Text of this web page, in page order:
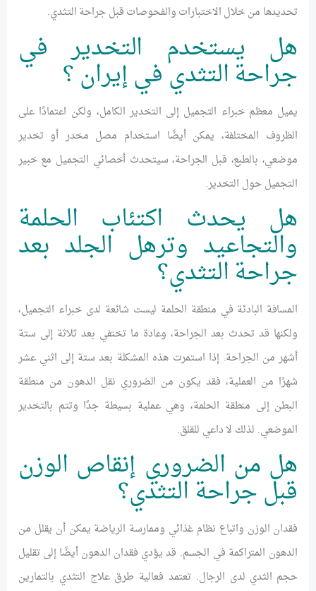
تحديدها من خلال الاختبارات والفحوصات قبل جراحة التثدي.
هل يستخدم التخدير في
جراحة التثدي في إيران ؟
يميل معظم خبراء التجميل إلى التخدير الكامل، ولكن اعتمادًا على
الظروف المختلفة، يمكن أيضًا استخدام مصل مخدر أو تخدير
موضعي، بالطبع، قبل الجراحة، سيتحدث أخصائي التجميل مع خبير
التجميل حول التخدير.
هل يحدث اكتئاب الحلمة
والتجاعيد وترهل الجلد بعد
جراحة التثدي؟
المسافة البادئة في منطقة الحلمة ليست شائعة لدى خبراء التجميل،
ولكنها قد تحدث بعد الجراحة، وعادة ما تختفي بعد ثلاثة إلى ستة
أشهر من الجراحة. إذا استمرت هذه المشكلة بعد ستة إلى اثني عشر
شهرًا من العملية، فقد يكون من الضروري نقل الدهون من منطقة
البطن إلى منطقة الحلمة، وهي عملية بسيطة جدًا وتتم بالتخدير
الموضعي. لذلك لا داعي للقلق.
هل من الضروري إنقاص الوزن
قبل جراحة التثدي؟
فقدان الوزن واتباع نظام غذائي وممارسة الرياضة يمكن أن يقلل من
الدهون المتراكمة في الجسم. قد يؤدي فقدان الدهون أيضًا إلى تقليل
حجم الثدي لدى الرجال. تعتمد فعالية طرق علاج التثدي بالتمارين